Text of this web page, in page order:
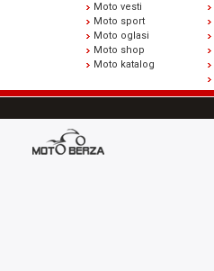
Moto vesti
Moto sport
Moto oglasi
Moto shop
Moto katalog